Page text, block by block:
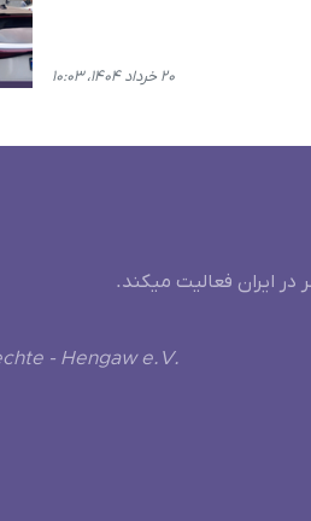
۲۰ خرداد ۱۴۰۴، ۱۰:۰۳
ایران فعالیت میکند.
- Hengaw e.V.